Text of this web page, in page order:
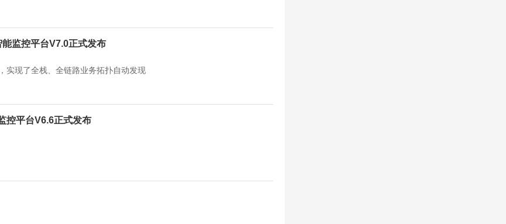
监控平台V7.0正式发布
实现了全栈、全链路业务拓扑自动发现
控平台V6.6正式发布